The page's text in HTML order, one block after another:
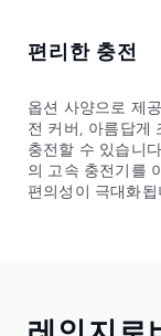
편리한 충전
옵션 사양으로 제
전 커버, 아름답게
충전할 수 있습니
의 고속 충전기를
편의성이 극대화됩